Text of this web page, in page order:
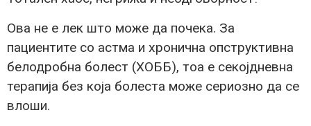
Ова не е лек што може да почека. За
пациентите со астма и хронична опструктивна
белодробна болест (ХОББ), тоа е секојдневна
терапија без која болеста може сериозно да се
влоши.